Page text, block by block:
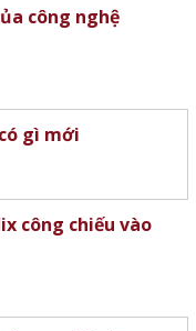
công nghệ
gì mới
công chiếu vào